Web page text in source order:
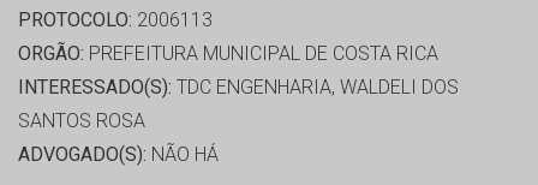
PROTOCOLO: 2006113
ORGÃO: PREFEITURA MUNICIPAL DE COSTA RICA
INTERESSADO(S): TDC ENGENHARIA, WALDELI DOS
SANTOS ROSA
ADVOGADO(S): NÃO HÁ